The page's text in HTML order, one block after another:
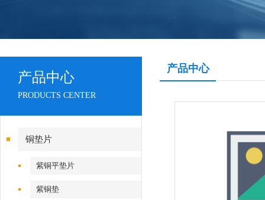
产品中心
PRODUCTS CENTER
铜垫片
紫铜平垫片
紫铜垫
产品中心